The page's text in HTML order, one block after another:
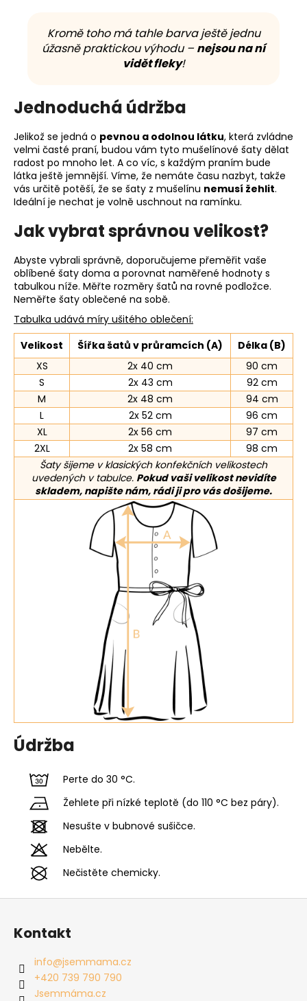
Kromě toho má tahle barva ještě jednu
úžasně praktickou výhodu – nejsou na ní
vidět fleky!
Jednoduchá údržba
Jelikož se jedná o pevnou a odolnou látku, která zvládne
velmi časté praní, budou vám tyto mušelínové šaty dělat
radost po mnoho let. A co víc, s každým praním bude
látka ještě jemnější. Víme, že nemáte času nazbyt, takže
vás určitě potěší, že se šaty z mušelínu nemusí žehlit.
Ideální je nechat je volně uschnout na ramínku.
Jak vybrat správnou velikost?
Abyste vybrali správně, doporučujeme přeměřit vaše
oblíbené šaty doma a porovnat naměřené hodnoty s
tabulkou níže. Měřte rozměry šatů na rovné podložce.
Neměřte šaty oblečené na sobě.
Tabulka udává míry ušitého oblečení:
Velikost
Šířka šatů v průramcích (A)
Délka (B)
XS
2x 40 cm
90 cm
S
2x 43 cm
92 cm
M
2x 48 cm
94 cm
L
2x 52 cm
96 cm
XL
2x 56 cm
97 cm
2XL
2x 58 cm
98 cm
Šaty šijeme v klasických konfekčních velikostech
uvedených v tabulce. Pokud vaši velikost nevidíte
skladem, napište nám, rádi ji pro vás došijeme.
Údržba
Perte do 30 °C.
Žehlete při nízké teplotě (do 110 °C bez páry).
Nesušte v bubnové sušičce.
Nebělte.
Nečistěte chemicky.
Z
Kontakt
info@jsemmama.cz
+420 739 790 790
Jsemmáma.cz